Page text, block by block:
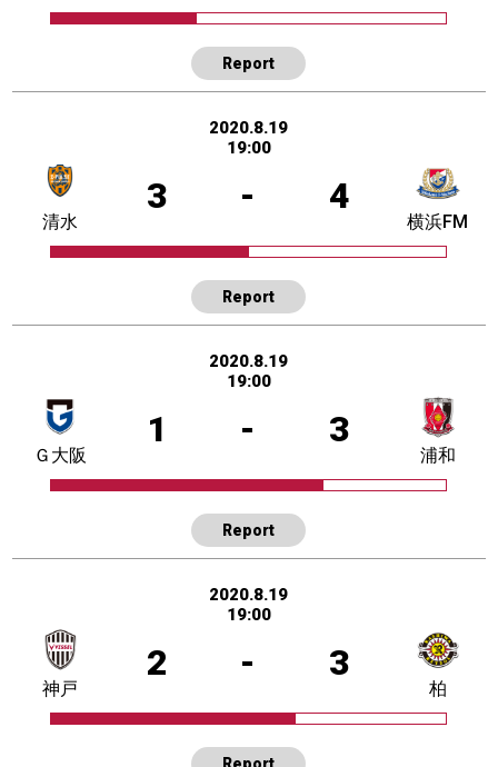
Report
2020.8.19
19:00
3 - 4
清水 横浜FM
Report
2020.8.19
19:00
1 - 3
Ｇ大阪 浦和
Report
2020.8.19
19:00
2 - 3
神戸 柏
Report